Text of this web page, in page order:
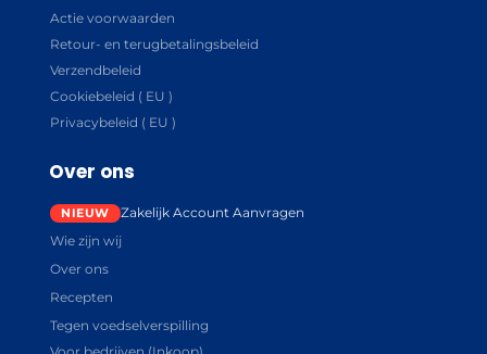
Actie voorwaarden
Retour- en terugbetalingsbeleid
Verzendbeleid
Cookiebeleid ( EU )
Privacybeleid ( EU )
Over ons
Zakelijk Account Aanvragen
Wie zijn wij
Over ons
Recepten
Tegen voedselverspilling